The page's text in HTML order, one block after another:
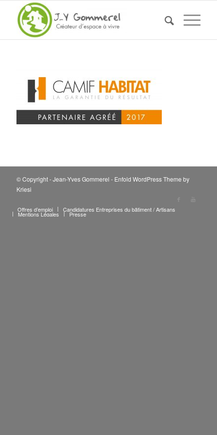
© Copyright - Jean-Yves Gommerel - Enfold WordPress Theme by
Kriesi
Offres d’emploi Candidatures Entreprises du bâtiment / Artisans
Mentions Légales Presse